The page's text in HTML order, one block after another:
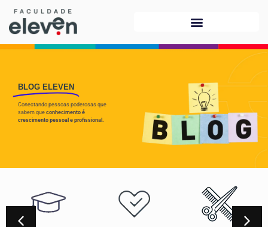
BLOG ELEVEN
Conectando pessoas poderosas que
sabem que conhecimento é
crescimento pessoal e profissional.